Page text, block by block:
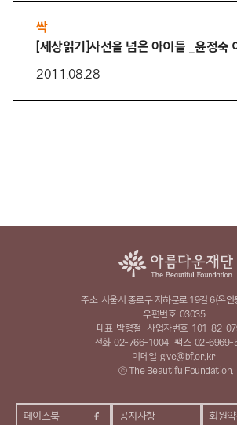
싹
[세상읽기]사선을 넘은 아이들 _윤정숙
2011.08.28
페이스북 공지사항 회원
주소 서울시 종로구 자하문로 19길 6(옥
우편번호 03035
대표 박형철 사업자번호 101-82-
전화 02-766-1004 팩스 02-6969-
이메일 give@bf.or.kr
ⓒ The BeautifulFoundation.